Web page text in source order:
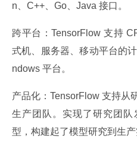
n、C++、Go、Java 接口。
跨平台：TensorFlow 支持
式机、服务器、移动平台的
ndows 平台。
产品化：TensorFlow 支持从
生产团队。实现了研究团
型，构建起了模型研究到生产